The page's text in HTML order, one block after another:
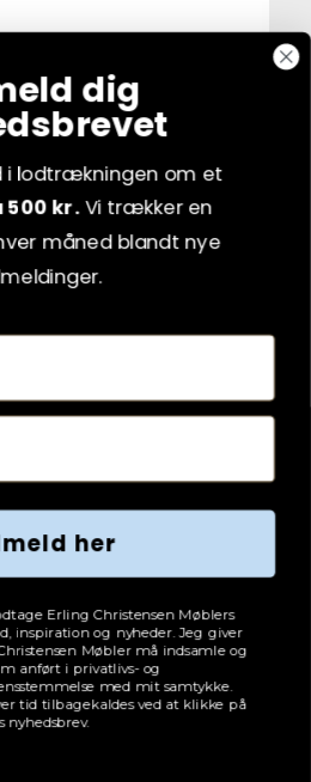
139kr.
I KURV
dig
i lodtrækningen om et
500 kr.Vi trækker en
måned blandt nye
her
Erling Christensen Møblers
inspiration og nyheder. Jeg giver
Møbler må indsamle og
anført i privatlivs- og
med mit samtykke.
tid tilbagekaldes ved at klikke på
nyhedsbrev.